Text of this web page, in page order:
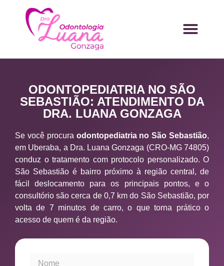
ODONTOPEDIATRIA NO SÃO
SEBASTIÃO: ATENDIMENTO DA
DRA. LUANA GONZAGA
Se você procura odontopediatria no São Sebastião,
em Uberaba, a Dra. Luana Gonzaga (CRO-MG 74805)
conduz o tratamento com protocolo personalizado. O
São Sebastião é bairro próximo à região central, de
fácil deslocamento para os principais pontos, e o
consultório são cerca de 0,7 km do São Sebastião, por
volta de 7 minutos de carro, o que torna prático o
acesso de quem é da região.